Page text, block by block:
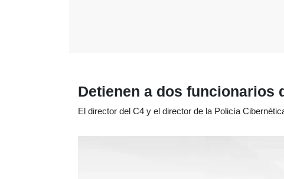
Detienen a dos funcionarios
El director del C4 y el director de la Policía